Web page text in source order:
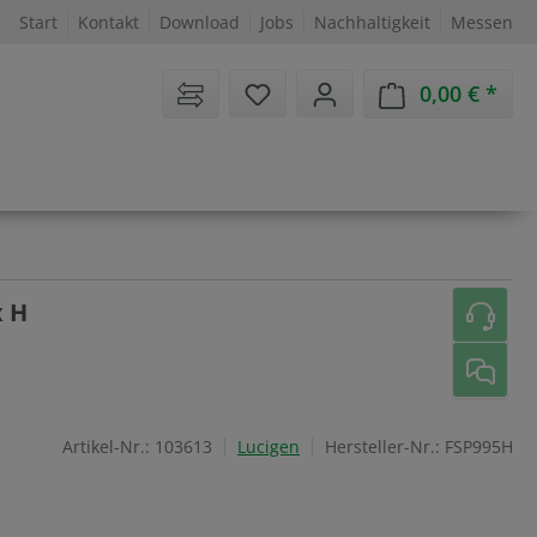
Start Kontakt Download Jobs Nachhaltigkeit Messen
Sie haben 0 Artikel auf dem
0,00 €
H
Artikel-Nr.: 103613 Lucigen Hersteller-Nr.: FSP995H